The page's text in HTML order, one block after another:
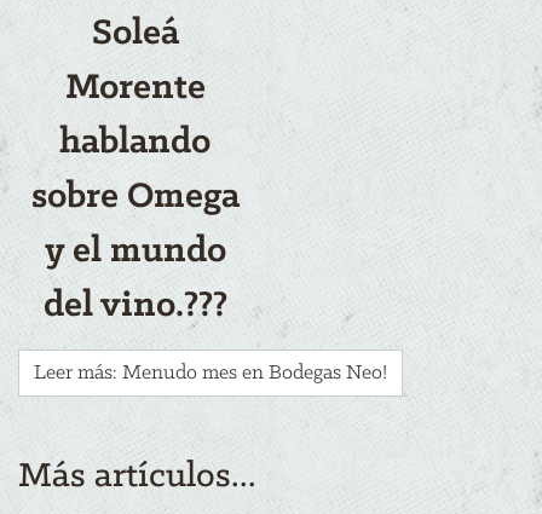
Soleá
Morente
hablando
sobre Omega
y el mundo
del vino.???
Leer más: Menudo mes en Bodegas Neo!
Más artículos...